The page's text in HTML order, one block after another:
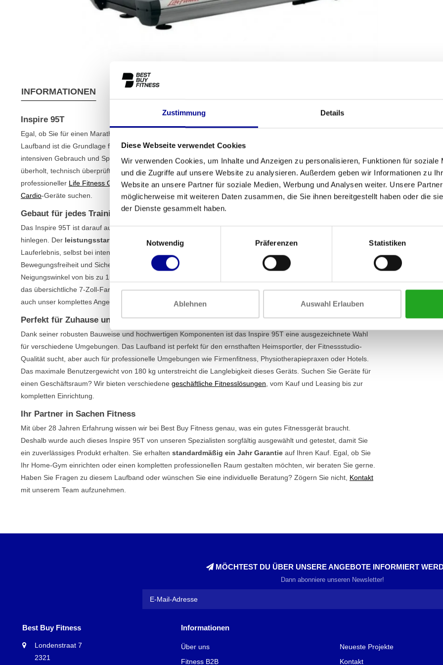
Zustimmung Details
Diese Webseite verwendet Cookies
Wir verwenden Cookies, um Inhalte und Anzeigen zu personalisieren, Funktionen für soziale
und die Zugriffe auf unsere Website zu analysieren. Außerdem geben wir Informationen zu
Website an unsere Partner für soziale Medien, Werbung und Analysen weiter. Unsere
möglicherweise mit weiteren Daten zusammen, die Sie ihnen bereitgestellt haben oder die
der Dienste gesammelt haben.
Einwilligungsauswahl
Notwendig
Präferenzen Statistiken
Ablehnen Auswahl Erlauben
INFORMATIONEN EIGENSCHAFTEN
Inspire 95T
Egal, ob Sie für einen Marathon trainieren oder einfach nur Ihre Fitness verbessern möchten, ein zuverlässiges
Laufband ist die Grundlage für jedes ernsthafte Training. DasInspire 95T
intensiven Gebrauch und Spitzenleistungen konzipiert ist. Dieses Modell wurde von unserem Team vollständig
überholt, technisch überprüft und gereinigt. Dadurch erhalten Sie die Langlebigkeit und den Komfort
professioneller Life Fitness Gerätezu einem fairen Preis. Eine ausgezeichnete Wahl für alle, die zuverlässige
Cardio-Geräte suchen.
Gebaut für jedes Training
Das Inspire 95T ist darauf ausgelegt, Leistung zu erbringen, egal ob Sie gemütlich gehen oder einen vollen Sprint
hinlegen. Der leistungsstarke und zuverlässige 4.0 PS AC-Motor
sorgt für ein reibungsloses und stabiles
Lauferlebnis, selbst bei intensivem Gebrauch. Die großzügige Lauffläche von 152 x 55 cm bietet Ihnen die nötige
Bewegungsfreiheit und Sicherheit. Mit einer einstellbaren Geschwindigkeit von 0,8 bis 23 km/h und einem
Neigungswinkel von bis zu 15 % können Sie die Intensität Ihres Trainings perfekt an Ihr Niveau anpassen. Über
das übersichtliche 7-Zoll-Farbdisplay wählen Sie einfach eines der 38 Trainingsprogramme aus. Sehen Sie sich
auch unser komplettes Angebot an
für weitere Optionen an.
Perfekt für Zuhause und den professionellen Einsatz
Dank seiner robusten Bauweise und hochwertigen Komponenten ist das Inspire 95T eine ausgezeichnete Wahl
für verschiedene Umgebungen. Das Laufband ist perfekt für den ernsthaften Heimsportler, der Fitnessstudio-
Qualität sucht, aber auch für professionelle Umgebungen wie Firmenfitness, Physiotherapiepraxen oder Hotels.
Das maximale Benutzergewicht von 180 kg unterstreicht die Langlebigkeit dieses Geräts. Suchen Sie Geräte für
einen Geschäftsraum? Wir bieten verschiedene geschäftliche Fitnesslösungen , vom Kauf und Leasing bis zur
kompletten Einrichtung.
Ihr Partner in Sachen Fitness
Mit über 28 Jahren Erfahrung wissen wir bei Best Buy Fitness genau, was ein gutes Fitnessgerät braucht.
Deshalb wurde auch dieses Inspire 95T von unseren Spezialisten sorgfältig ausgewählt und getestet, damit Sie
ein zuverlässiges Produkt erhalten. Sie erhalten standardmäßig ein Jahr Garantie auf Ihren Kauf. Egal, ob Sie
Ihr Home-Gym einrichten oder einen kompletten professionellen Raum gestalten möchten, wir beraten Sie gerne.
Haben Sie Fragen zu diesem Laufband oder wünschen Sie eine individuelle Beratung? Zögern Sie nicht, Kontakt
mit unserem Team aufzunehmen.
Lauffläche
MÖCHTEST DU ÜBER UNSERE ANGEBOTE INFORMIERT
Dann abonniere unseren Newsletter!
Best Buy Fitness
Londenstraat 7
2321
Informationen
Über uns
Fitness B2B
Neueste Projekte
Kontakt